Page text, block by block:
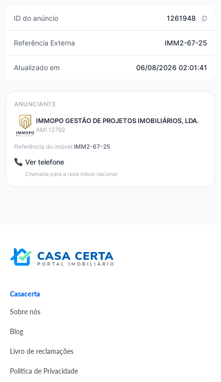
ID do anúncio 1261948
Referência Externa IMM2-67-25
Atualizado em 06/08/2026 02:01:41
ANUNCIANTE
IMMOPO GESTÃO DE PROJETOS IMOBILIÁRIOS, LDA.
AMI 12792
Referência do imóvel:IMM2-67-25
Ver telefone
Chamada para a rede móvel nacional
Casacerta
Sobre nós
Blog
Livro de reclamações
Politica de Privacidade